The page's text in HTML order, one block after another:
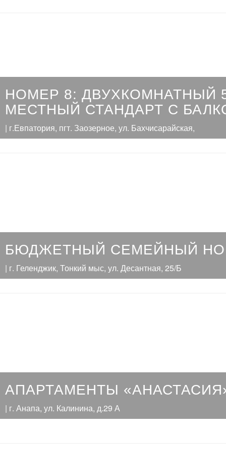
НОМЕР 8: ДВУХКОМНАТНЫЙ
МЕСТНЫЙ СТАНДАРТ С
| г.Евпатория, пгт. Заозерное, ул. Бахчисарайская,
БЮДЖЕТНЫЙ СЕМЕЙНЫЙ
| г. Геленджик, Тонкий мыс, ул. Десантная, 25/Б
АПАРТАМЕНТЫ
| г. Анапа, ул. Калинина, д.29 А